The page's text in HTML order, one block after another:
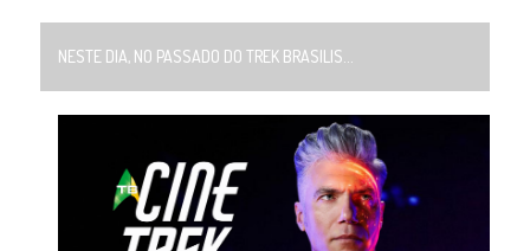
NESTE DIA, NO PASSADO DO TREK BRASILIS...